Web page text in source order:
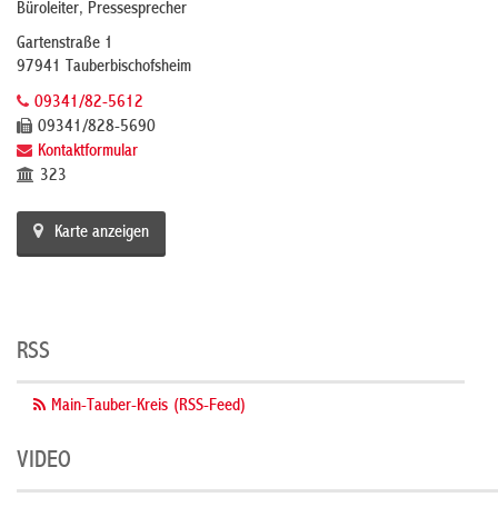
Büroleiter, Pressesprecher
Gartenstraße 1
97941 Tauberbischofsheim
09341/82-5612
09341/828-5690
Kontaktformular
323
Karte anzeigen
RSS
Main-Tauber-Kreis (RSS-Feed)
VIDEO